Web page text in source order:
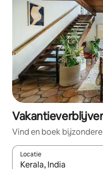
Vind en boek
Locatie
Wanneer er resultaten